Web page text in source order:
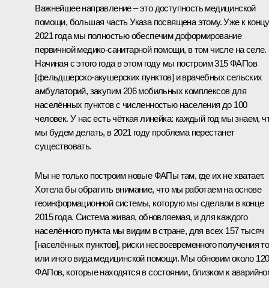
Важнейшее направление – это доступность медицинской
помощи, большая часть Указа посвящена этому. Уже к концу
2021 года мы полностью обеспечим доформирование
первичной медико-санитарной помощи, в том числе на селе.
Начиная с этого года в этом году мы построим 315 ФАПов
[фельдшерско-акушерских пунктов] и врачебных сельских
амбулаторий, закупим 206 мобильных комплексов для
населённых пунктов с численностью населения до 100
человек. У нас есть чёткая линейка: каждый год мы знаем,
мы будем делать, в 2021 году проблема перестанет
существовать.
Мы не только построим новые ФАПы там, где их не хватает.
Хотела бы обратить внимание, что мы работаем на основе
геоинформационной системы, которую мы сделали в конце
2015 года. Система живая, обновляемая, и для каждого
населённого пункта мы видим в стране, для всех 157 тысяч
[населённых пунктов], риски несвоевременного получения
или иного вида медицинской помощи. Мы обновим около
ФАПов, которые находятся в состоянии, близком к